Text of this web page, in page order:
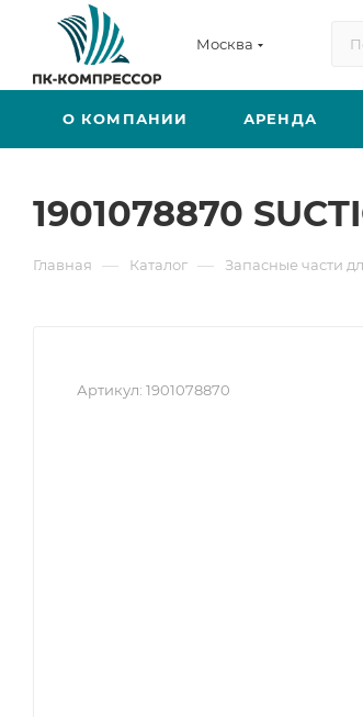
Москва
О КОМПАНИИ АРЕНДА
1901078870
Главная — Каталог — Запасные части
Артикул: 1901078870